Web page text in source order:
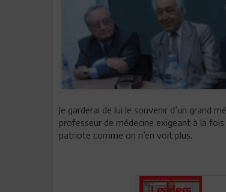
Je garderai de lui le souvenir d’un grand
professeur de médecine exigeant à la
patriote comme on n’en voit plus.